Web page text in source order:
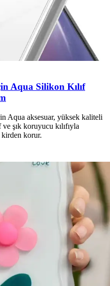
Aqua Silikon Kılıf
Aqua aksesuar, yüksek kaliteli
şık koruyucu kılıfıyla
kirden korur.